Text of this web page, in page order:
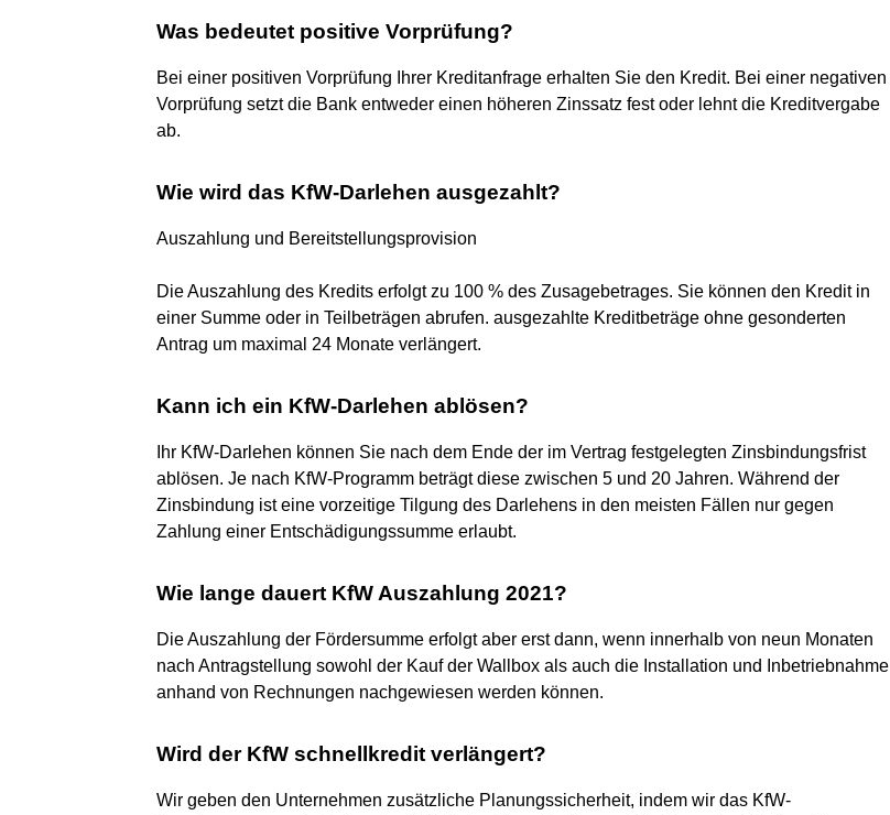
Was bedeutet positive Vorprüfung?
Bei einer positiven Vorprüfung Ihrer Kreditanfrage erhalten Sie den Kredit. Bei einer negativen
Vorprüfung setzt die Bank entweder einen höheren Zinssatz fest oder lehnt die Kreditvergabe
ab.
Wie wird das KfW-Darlehen ausgezahlt?
Auszahlung und Bereitstellungsprovision
Die Auszahlung des Kredits erfolgt zu 100 % des Zusagebetrages. Sie können den Kredit in
einer Summe oder in Teilbeträgen abrufen. ausgezahlte Kreditbeträge ohne gesonderten
Antrag um maximal 24 Monate verlängert.
Kann ich ein KfW-Darlehen ablösen?
Ihr KfW-Darlehen können Sie nach dem Ende der im Vertrag festgelegten Zinsbindungsfrist
ablösen. Je nach KfW-Programm beträgt diese zwischen 5 und 20 Jahren. Während der
Zinsbindung ist eine vorzeitige Tilgung des Darlehens in den meisten Fällen nur gegen
Zahlung einer Entschädigungssumme erlaubt.
Wie lange dauert KfW Auszahlung 2021?
Die Auszahlung der Fördersumme erfolgt aber erst dann, wenn innerhalb von neun Monaten
nach Antragstellung sowohl der Kauf der Wallbox als auch die Installation und Inbetriebnahme
anhand von Rechnungen nachgewiesen werden können.
Wird der KfW schnellkredit verlängert?
Wir geben den Unternehmen zusätzliche Planungssicherheit, indem wir das KfW-